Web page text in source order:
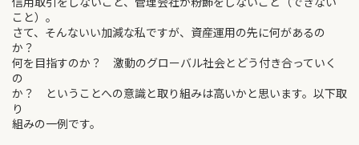
こと）。
さて、そんないい加減な私ですが、資産運用の先に何があるの
か？
何を目指すのか？ 激動のグローバル社会とどう付き合っていく
の
か？ ということへの意識と取り組みは高いかと思います。以下取
り
組みの一例です。